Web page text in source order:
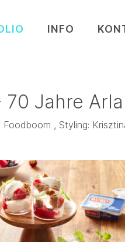
INFO
70 Jahre
Foodboom , Styling: